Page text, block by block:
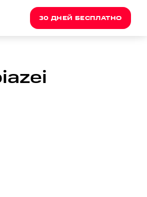
30 ДНЕЙ БЕСПЛАТНО